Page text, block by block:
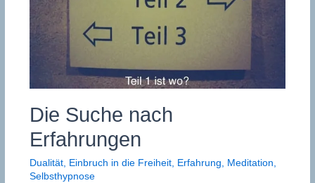
Die Suche nach
Erfahrungen
Dualität, Einbruch in die Freiheit, Erfahrung, Meditation,
Selbsthypnose